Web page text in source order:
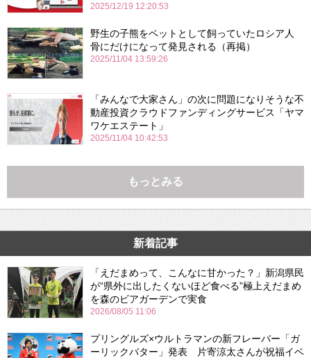
2025/12/19 12:20:53
野生の子熊をペットとして飼っていたロシア人
骨にだけになって発見される（再掲）
2025/11/04 13:59:26
「みんなで大家さん」の次に問題になりそうな不
動産投資クラウドファンディングサービス「ヤマ
ワケエステート」
2025/11/04 10:42:53
もっとみる
新着記事
「えだまめって、こんなに甘かった？」新潟県民
が“県外に出したくないほど食べる”極上えだまめ
を森のビアガーデンで実食
2026/08/05 11:06
プリングルズ×ウルトラマンの新フレーバー「ガ
ーリックバター」発表 片寄涼太さんが祝福イベ